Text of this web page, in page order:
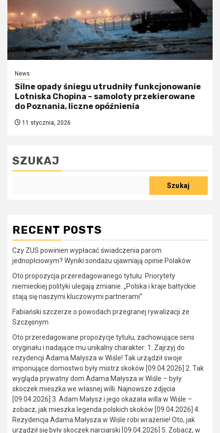
News
Silne opady śniegu utrudniły funkcjonowanie
Lotniska Chopina – samoloty przekierowane
do Poznania, liczne opóźnienia
11 stycznia, 2026
SZUKAJ
Szukaj
RECENT POSTS
Czy ZUS powinien wypłacać świadczenia parom
jednopłciowym? Wyniki sondażu ujawniają opinie Polaków
Oto propozycja przeredagowanego tytułu: Priorytety
niemieckiej polityki ulegają zmianie. „Polska i kraje bałtyckie
stają się naszymi kluczowymi partnerami”
Fabiański szczerze o powodach przegranej rywalizacji ze
Szczęsnym
Oto przeredagowane propozycje tytułu, zachowujące sens
oryginału i nadające mu unikalny charakter: 1. Zajrzyj do
rezydencji Adama Małysza w Wiśle! Tak urządził swoje
imponujące domostwo były mistrz skoków [09.04.2026] 2. Tak
wygląda prywatny dom Adama Małysza w Wiśle – były
skoczek mieszka we własnej willi. Najnowsze zdjęcia
[09.04.2026] 3. Adam Małysz i jego okazała willa w Wiśle –
zobacz, jak mieszka legenda polskich skoków [09.04.2026] 4.
Rezydencja Adama Małysza w Wiśle robi wrażenie! Oto, jak
urządził się były skoczek narciarski [09.04.2026] 5. Zobacz, w